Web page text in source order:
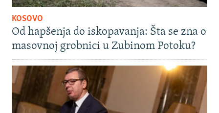
KOSOVO
Od hapšenja do iskopavanja: Šta se zna o
masovnoj grobnici u Zubinom Potoku?